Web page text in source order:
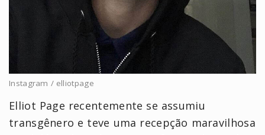
Instagram / elliotpage
Elliot Page recentemente se assumiu
transgênero e teve uma recepção maravilhosa